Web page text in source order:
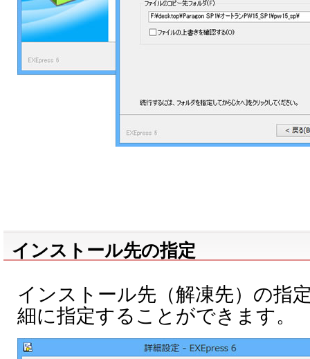
インストール先の指定
インストール先（解凍先）の指
細に指定することができます。